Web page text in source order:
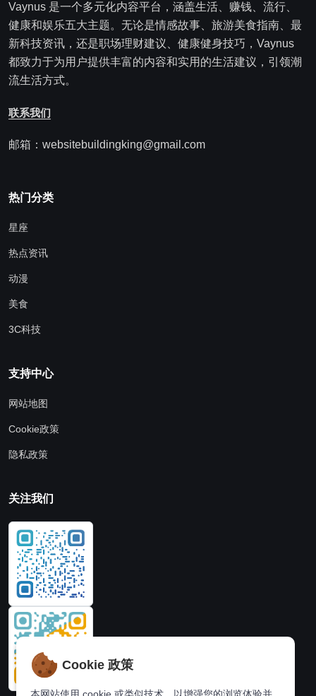
Vaynus 是一个多元化内容平台，涵盖生活、赚钱、流行、
健康和娱乐五大主题。无论是情感故事、旅游美食指南、最
新科技资讯，还是职场理财建议、健康健身技巧，Vaynus
都致力于为用户提供丰富的内容和实用的生活建议，引领潮
流生活方式。
联系我们
邮箱：websitebuildingking@gmail.com
热门分类
星座
热点资讯
动漫
美食
3C科技
支持中心
网站地图
Cookie政策
隐私政策
关注我们
Cookie 政策